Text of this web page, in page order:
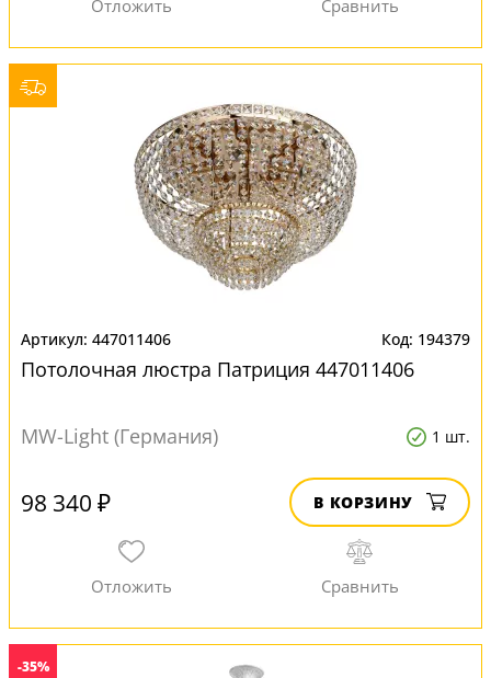
447011406 194379
Потолочная люстра Патриция 447011406
MW-Light (Германия) 1 шт.
98 340 ₽ В КОРЗИНУ
-35%